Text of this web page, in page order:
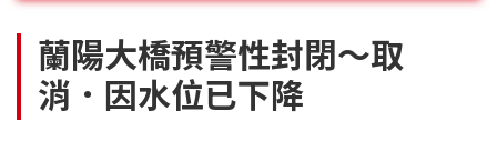
府會議題
街坊大小事
立法院
黨政新聞
選舉新聞
總統大選
溫馨關懷
網;詳洽各記者或聯繫：0910-259565洽詢。
蘭陽大橋預警性封閉～取
消．因水位已下降